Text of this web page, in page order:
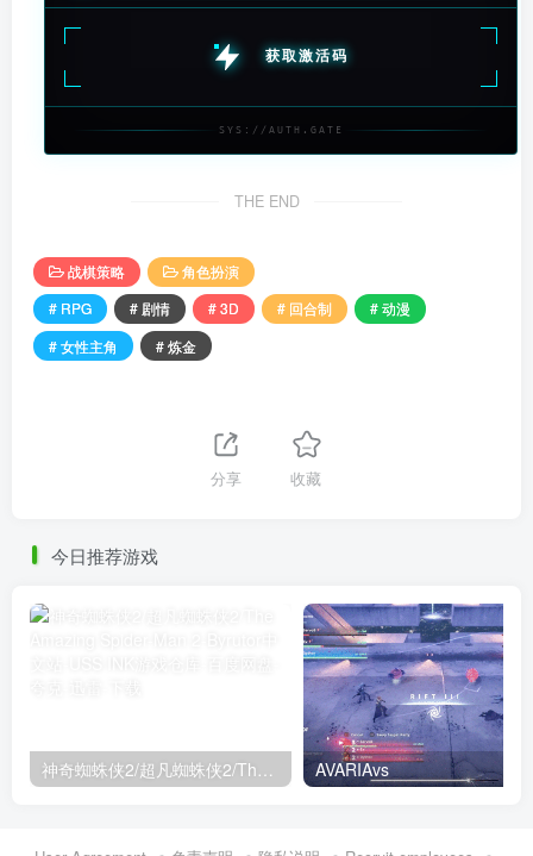
获取激活码
SYS://AUTH.GATE
THE END
战棋策略
角色扮演
# RPG
# 剧情 # 3D # 回合制
# 动漫
# 女性主角
# 炼金
分享 收藏
今日推荐游戏
神奇蜘蛛侠2/超凡蜘蛛侠2/The Amazing Spider-Man 2 AVARIAvs